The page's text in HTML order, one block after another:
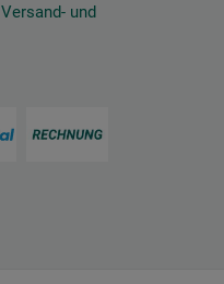
Versand- und